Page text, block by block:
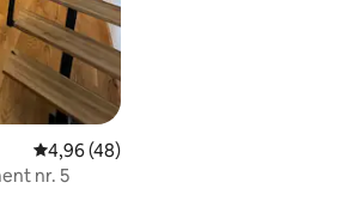
Gemiddelde beoordeling van 4,96 uit
4,96 (48)
nr. 5